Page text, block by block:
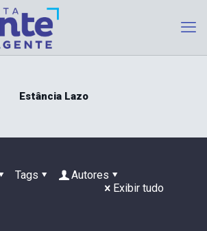
Estância Lazo
Tags
Autores
Exibir tudo